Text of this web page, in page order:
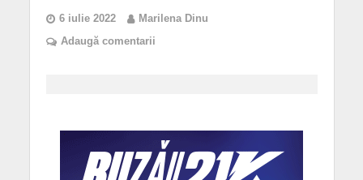
6 iulie 2022
Marilena Dinu
Adaugă comentarii